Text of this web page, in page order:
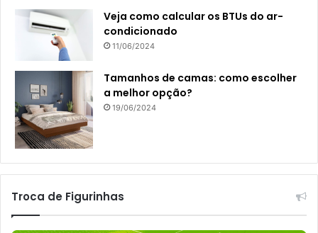
Veja como calcular os BTUs do ar-
condicionado
11/06/2024
Tamanhos de camas: como escolher
a melhor opção?
19/06/2024
Troca de Figurinhas